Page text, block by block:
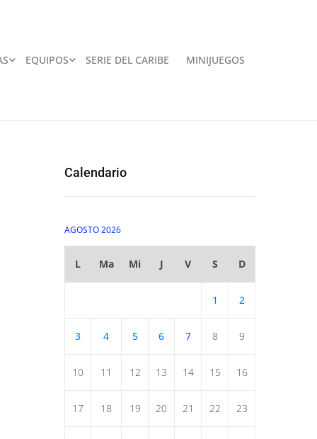
EQUIPOS SERIE DEL CARIBE MINIJUEGOS
Calendario
AGOSTO 2026
L Ma Mi J V S D
1 2
3 4 5 6 7 8 9
10 11 12 13 14 15 16
17 18 19 20 21 22 23